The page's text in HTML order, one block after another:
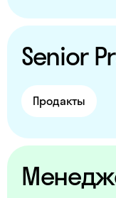
Senior
Продакты